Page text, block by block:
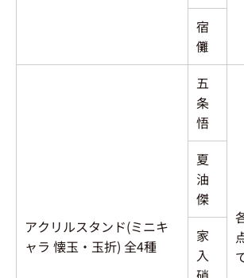
宿
儺
アクリルスタンド(ミニキ
ャラ 懐玉・玉折) 全4種
五
条
悟
夏
油
傑
家
入